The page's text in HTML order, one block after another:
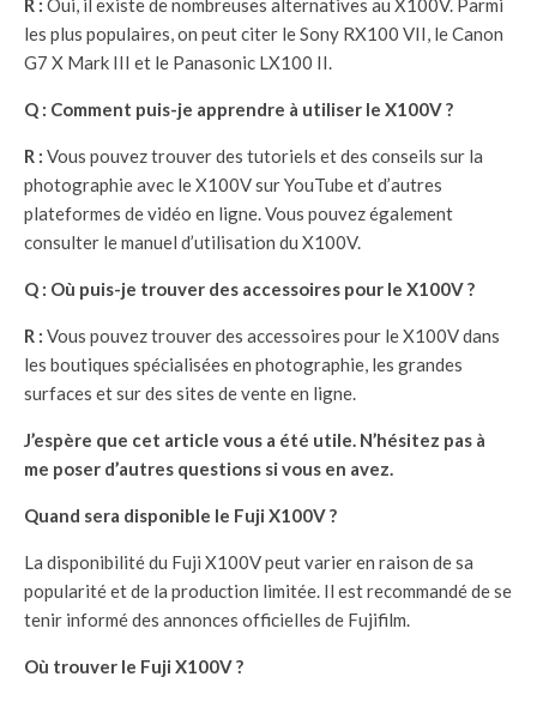
R : Oui, il existe de nombreuses alternatives au X100V. Parmi
les plus populaires, on peut citer le Sony RX100 VII, le Canon
G7 X Mark III et le Panasonic LX100 II.
Q : Comment puis-je apprendre à utiliser le X100V ?
R : Vous pouvez trouver des tutoriels et des conseils sur la
photographie avec le X100V sur YouTube et d’autres
plateformes de vidéo en ligne. Vous pouvez également
consulter le manuel d’utilisation du X100V.
Q : Où puis-je trouver des accessoires pour le X100V ?
R : Vous pouvez trouver des accessoires pour le X100V dans
les boutiques spécialisées en photographie, les grandes
surfaces et sur des sites de vente en ligne.
J’espère que cet article vous a été utile. N’hésitez pas à
me poser d’autres questions si vous en avez.
Quand sera disponible le Fuji X100V ?
La disponibilité du Fuji X100V peut varier en raison de sa
popularité et de la production limitée. Il est recommandé de se
tenir informé des annonces officielles de Fujifilm.
Où trouver le Fuji X100V ?